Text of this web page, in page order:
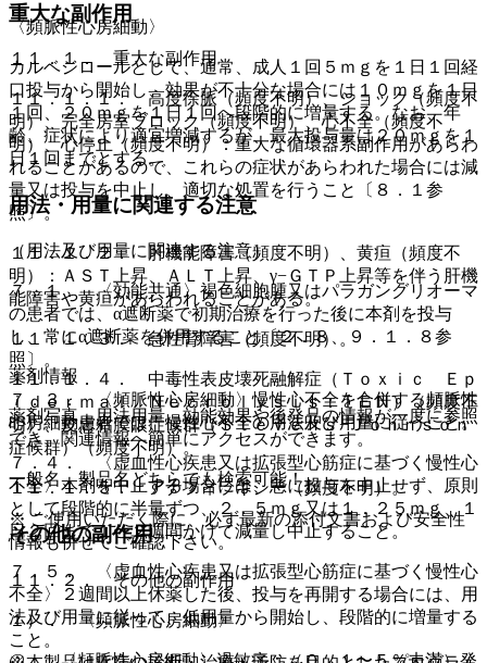
重大な副作用
１１．１． 重大な副作用
１１．１．１． 高度徐脈（頻度不明）、ショック（頻度不
明）、完全房室ブロック（頻度不明）、心不全（頻度不
明）、心停止（頻度不明）：重大な循環器系副作用があらわ
れることがあるので、これらの症状があらわれた場合には減
量又は投与を中止し、適切な処置を行うこと〔８．１参
照〕。
１１．１．２． 肝機能障害（頻度不明）、黄疸（頻度不
明）：ＡＳＴ上昇、ＡＬＴ上昇、γ−ＧＴＰ上昇等を伴う肝機
能障害や黄疸があらわれることがある。
１１．１．３． 急性腎障害（頻度不明）。
１１．１．４． 中毒性表皮壊死融解症（Ｔｏｘｉｃ Ｅｐ
ｉｄｅｒｍａｌ Ｎｅｃｒｏｌｙｓｉｓ：ＴＥＮ）（頻度不
明）、皮膚粘膜眼症候群（Ｓｔｅｖｅｎｓ−Ｊｏｈｎｓｏｎ
症候群）（頻度不明）。
１１．１．５． アナフィラキシー（頻度不明）。
その他の副作用
１１．２． その他の副作用
１）． 〈頻脈性心房細動〉
〈頻脈性心房細動〉
カルベジロールとして、通常、成人１回５ｍｇを１日１回経
口投与から開始し、効果が不十分な場合には１０ｍｇを１日
１回、２０ｍｇを１日１回へ段階的に増量する。なお、年
齢、症状により適宜増減するが、最大投与量は２０ｍｇを１
日１回までとする。
用法・用量に関連する注意
（用法及び用量に関連する注意）
７．１． 〈効能共通〉褐色細胞腫又はパラガングリオーマ
の患者では、α遮断薬で初期治療を行った後に本剤を投与
し、常にα遮断薬を併用すること〔２．８、９．１．８参
照〕。
７．３． 〈頻脈性心房細動〉慢性心不全を合併する頻脈性
心房細動患者では、慢性心不全の用法及び用量に従うこと。
７．４． 〈虚血性心疾患又は拡張型心筋症に基づく慢性心
不全〉本剤を中止する場合には、急に投与を中止せず、原則
として段階的に半量ずつ、２．５ｍｇ又は１．２５ｍｇ、１
日２回まで１〜２週間かけて減量し中止すること。
７．５． 〈虚血性心疾患又は拡張型心筋症に基づく慢性心
不全〉２週間以上休薬した後、投与を再開する場合には、用
法及び用量に従って、低用量から開始し、段階的に増量する
こと。
薬剤情報
薬剤写真、用法用量、効能効果や後発品の情報が一度に参照
でき、関連情報へ簡単にアクセスができます。
一般名、製品名どちらでも検索可能！
※ ご使用いただく際に、必ず最新の添付文書および安全性
情報も併せてご確認下さい。